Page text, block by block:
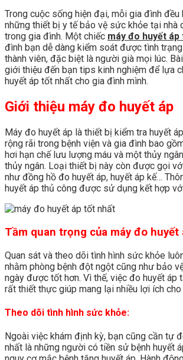
Trong cuộc sống hiện đại, mỗi gia đình đều
những thiết bị y tế bảo vệ sức khỏe tại nhà
trong gia đình. Một chiếc máy đo huyết áp
đình bạn dễ dàng kiểm soát được tình
thành viên, đặc biệt là người già mọi lúc.
giới thiệu đến bạn tips kinh nghiệm để lựa
huyết áp tốt nhất cho gia đình mình.
Giới thiệu máy đo huyết áp
Máy đo huyết áp là thiết bị kiểm tra huyết
rộng rãi trong bệnh viện và gia đình bao
hơi hạn chế lưu lượng máu và một thủy
thủy ngân. Loại thiết bị này còn được gọi
như đồng hồ đo huyết áp, huyết áp kế…
huyết áp thủ công được sử dụng kết hợp
Tầm quan trọng của máy đo huyết
Quan sát và theo dõi tình hình sức khỏe
nhằm phòng bệnh đột ngột cũng như bảo
ngày được tốt hơn. Vì thế, việc đo huyết áp
rất thiết thực giúp mang lại nhiều lợi ích
Theo dõi tình hình sức khỏe:
Ngoài việc khám định kỳ, bạn cũng cần tự
nhất là những người có tiền sử bệnh huyết